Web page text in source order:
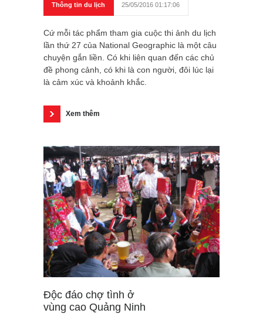
Thông tin du lịch 25/05/2016 01:17:06
Cứ mỗi tác phẩm tham gia cuộc thi ảnh du lịch
lần thứ 27 của National Geographic là một câu
chuyện gắn liền. Có khi liên quan đến các chủ
đề phong cảnh, có khi là con người, đôi lúc lại
là cảm xúc và khoảnh khắc.
Xem thêm
Độc đáo chợ tình ở
vùng cao Quảng Ninh